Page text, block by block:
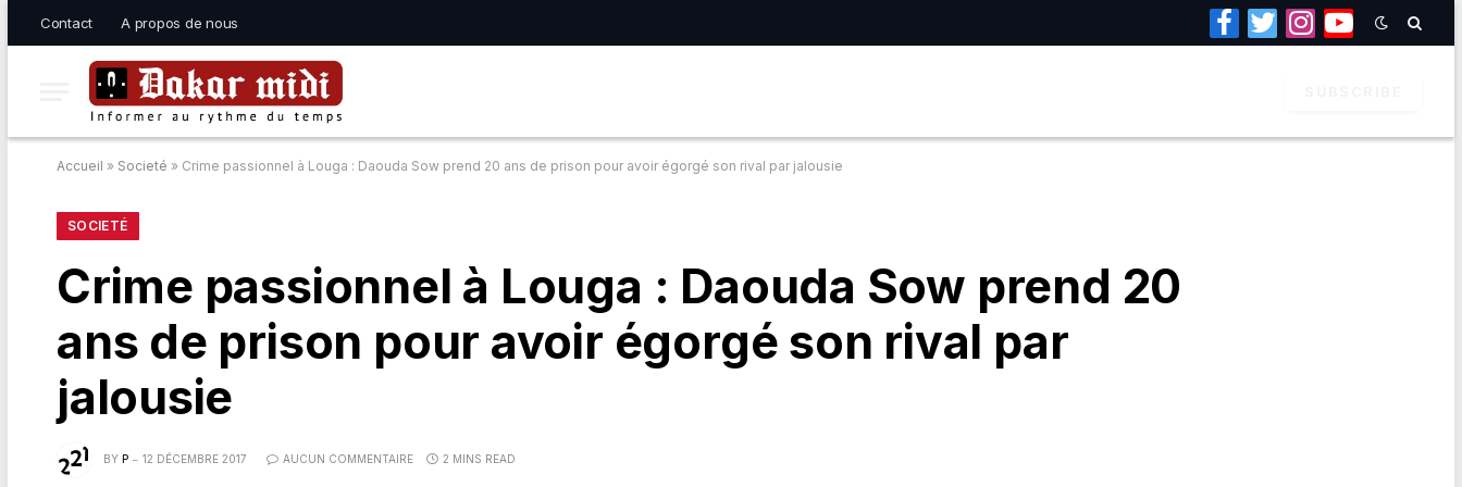
Contact A propos de nous
Facebook
TwitterInstagramYouTube
Accueil » Societé » Crime passionnel à Louga : Daouda Sow prend 20 ans de prison pour avoir égorgé son rival par jalousie
SOCIETÉ
Crime passionnel à Louga : Daouda Sow prend 20
ans de prison pour avoir égorgé son rival par
jalousie
BY P 12 DÉCEMBRE 2017 AUCUN COMMENTAIRE 2 MINS READ